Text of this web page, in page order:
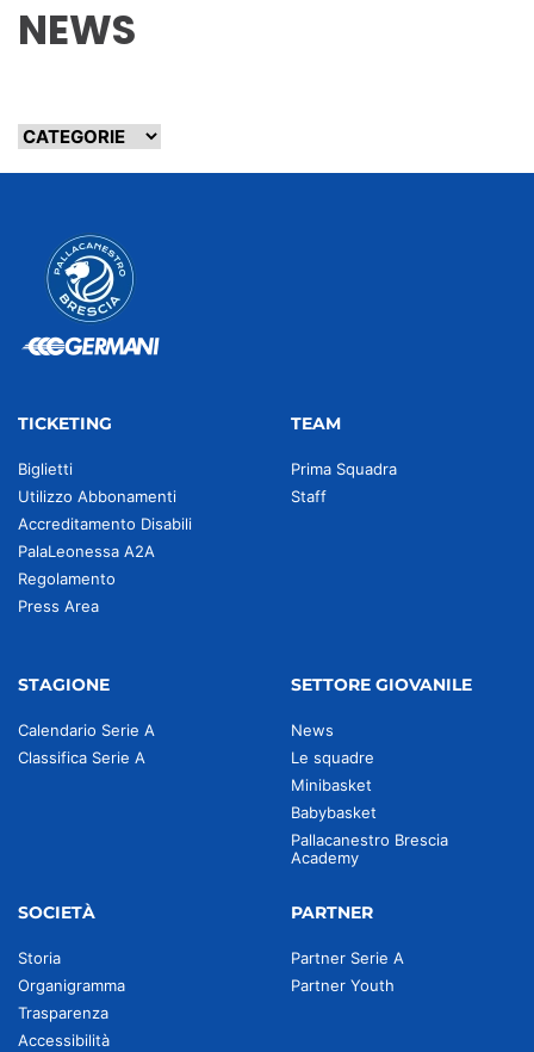
NEWS
TICKETING
Biglietti
Utilizzo Abbonamenti
Accreditamento Disabili
PalaLeonessa A2A
Regolamento
Press Area
TEAM
Prima Squadra
Staff
STAGIONE
Calendario Serie A
Classifica Serie A
SETTORE GIOVANILE
News
Le squadre
Minibasket
Babybasket
Pallacanestro Brescia
Academy
SOCIETÀ
Storia
Organigramma
Trasparenza
Accessibilità
PARTNER
Partner Serie A
Partner Youth